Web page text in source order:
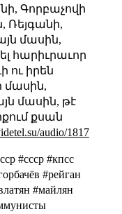
Գորբաչովի
Ռեյգանի,
մասին,
հարիւրաւոր
ու իրեն
մասին,
մասին, թէ
քսան
audio/1817
#ссср #кпсс
#рейган
#майлян